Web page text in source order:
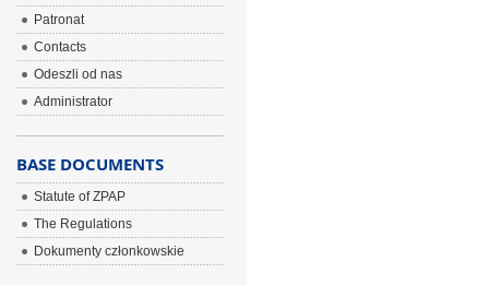
Patronat
Contacts
Odeszli od nas
Administrator
BASE DOCUMENTS
Statute of ZPAP
The Regulations
Dokumenty członkowskie